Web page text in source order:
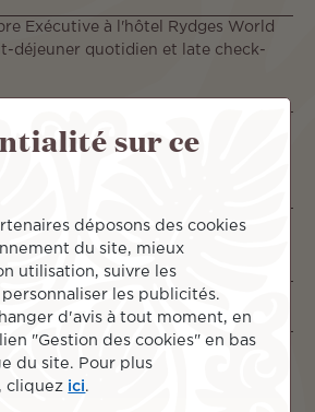
Exécutive à l'hôtel Rydges World
déjeuner quotidien et late check-
Glass Boat le soir de la Saint-
Infinity by Mark Best dans
illimité (e-sim)
sur ce
déposons des cookies
du site, mieux
utilisation, suivre les
les publicités.
d'avis à tout moment, en
"Gestion des cookies" en bas
du site. Pour plus
cliquez ici